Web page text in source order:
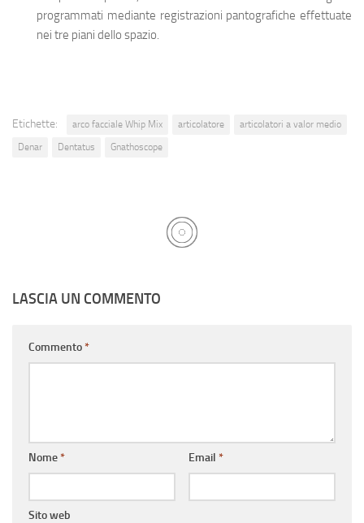
programmati mediante registrazioni pantografiche effettuate
nei tre piani dello spazio.
Etichette: arco facciale Whip Mix articolatore
articolatori a valor medio
Denar
Dentatus Gnathoscope
LASCIA UN COMMENTO
Commento*
Nome* Email *
Sito web